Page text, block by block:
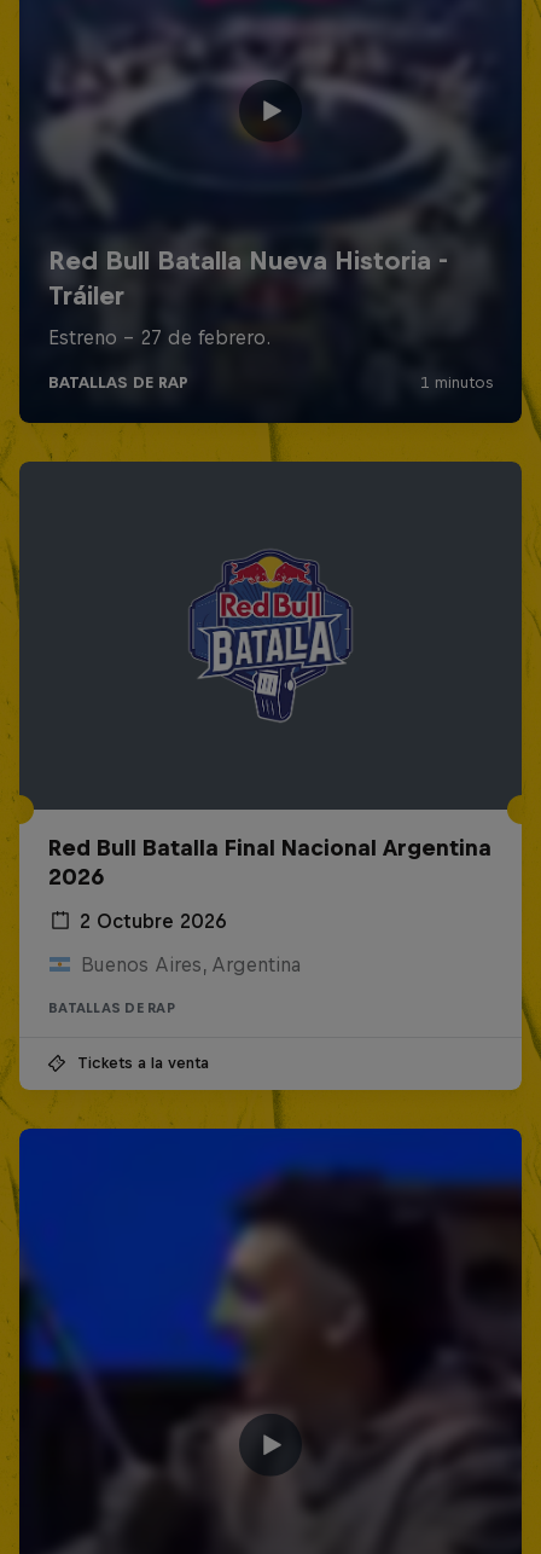
Red Bull Batalla Final Nacional Argentina
2026
2 Octubre 2026
Buenos Aires, Argentina
BATALLAS DE RAP
Tickets a la venta